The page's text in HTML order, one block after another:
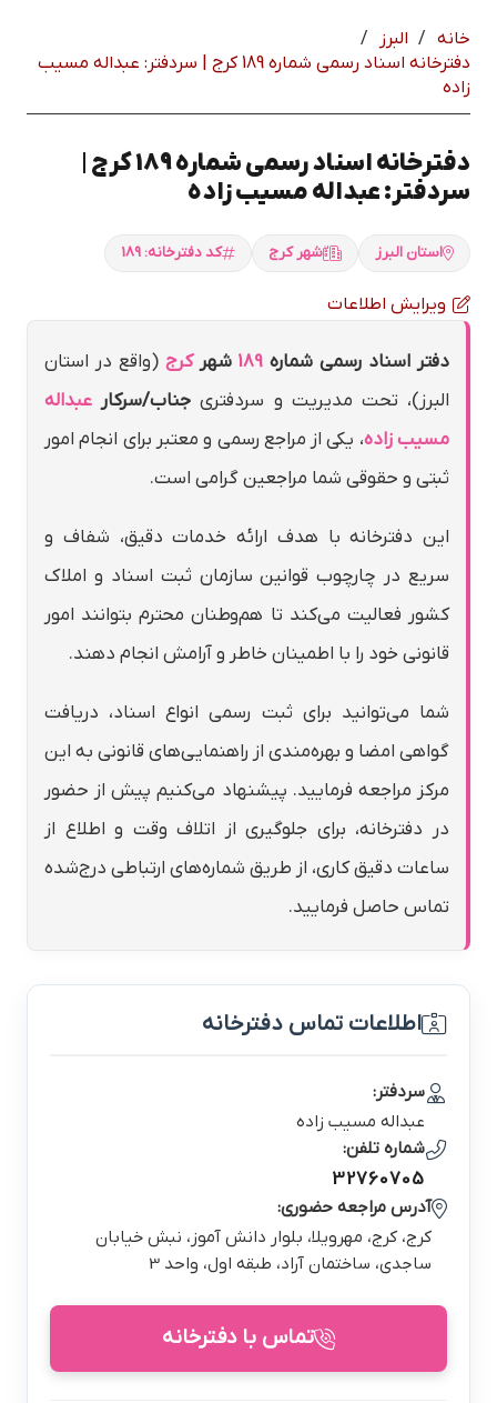
خانه / البرز
/
دفترخانه اسناد رسمی شماره 189 كرج | سردفتر: عبداله مسيب
زاده
دفترخانه اسناد رسمی شماره 189 كرج |
سردفتر: عبداله مسيب زاده
استان البرز شهر كرج کد دفترخانه: 189
ویرایش اطلاعات
دفتر اسناد رسمی شماره 189 شهركرج (واقع در استان
البرز)، تحت مدیریت و سردفتری جناب/سرکار عبداله
مسيب زاده، یکی از مراجع رسمی و معتبر برای انجام امور
ثبتی و حقوقی شما مراجعین گرامی است.
این دفترخانه با هدف ارائه خدمات دقیق، شفاف و
سریع در چارچوب قوانین سازمان ثبت اسناد و املاک
کشور فعالیت می‌کند تا هم‌وطنان محترم بتوانند امور
قانونی خود را با اطمینان خاطر و آرامش انجام دهند.
شما می‌توانید برای ثبت رسمی انواع اسناد، دریافت
گواهی امضا و بهره‌مندی از راهنمایی‌های قانونی به این
مرکز مراجعه فرمایید. پیشنهاد می‌کنیم پیش از حضور
در دفترخانه، برای جلوگیری از اتلاف وقت و اطلاع از
ساعات دقیق کاری، از طریق شماره‌های ارتباطی درج‌شده
تماس حاصل فرمایید.
اطلاعات تماس دفترخانه
سردفتر:
عبداله مسيب زاده
شماره تلفن:
32760705
آدرس مراجعه حضوری:
كرج، کرج، مهرویلا، بلوار دانش آموز، نبش خیابان
ساجدی، ساختمان آراد، طبقه اول، واحد 3
تماس با دفترخانه